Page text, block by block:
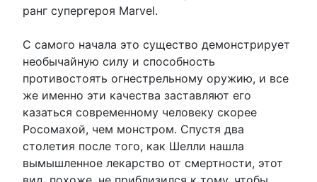
ранг супергероя Marvel.
С самого начала это существо демонстрирует
необычайную силу и способность
противостоять огнестрельному оружию, и все
же именно эти качества заставляют его
казаться современному человеку скорее
Росомахой, чем монстром. Спустя два
столетия после того, как Шелли нашла
вымышленное лекарство от смертности, этот